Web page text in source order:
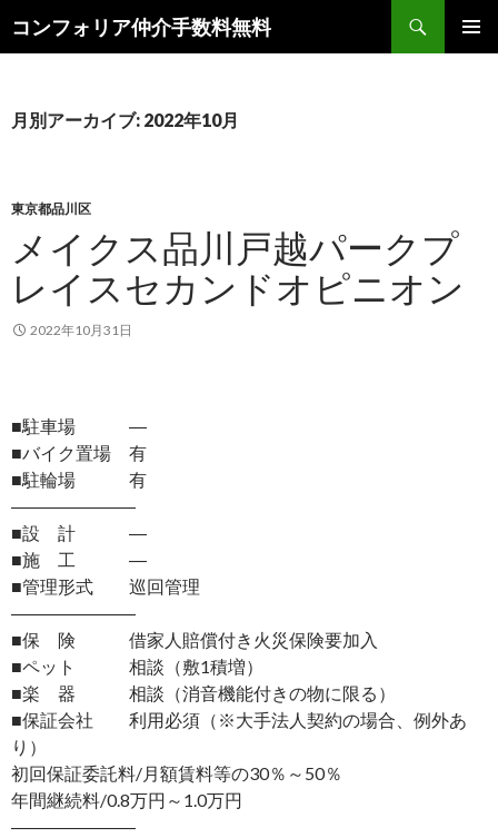
コンフォリア仲介手数料無料
索
ン
キ
プ
月別アーカイブ: 2022年10月
東京都品川区
メイクス品川戸越パークプ
レイスセカンドオピニオン
2022年10月31日
■駐車場 ―
■バイク置場 有
■駐輪場 有
―――――――
■設 計 ―
■施 工 ―
■管理形式 巡回管理
―――――――
■保 険 借家人賠償付き火災保険要加入
■ペット 相談（敷1積増）
■楽 器 相談（消音機能付きの物に限る）
■保証会社 利用必須（※大手法人契約の場合、例外あ
り）
初回保証委託料/月額賃料等の30％～50％
年間継続料/0.8万円～1.0万円
―――――――